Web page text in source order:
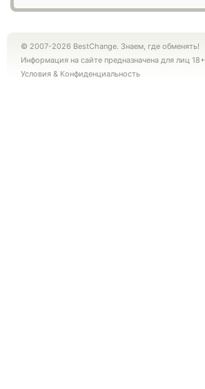
© 2007-2026 BestChange. Знаем, где обменять!
Информация на сайте предназначена для лиц 18+
Условия & Конфиденциальность